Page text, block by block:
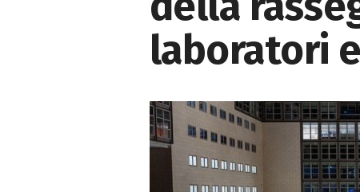
laboratori